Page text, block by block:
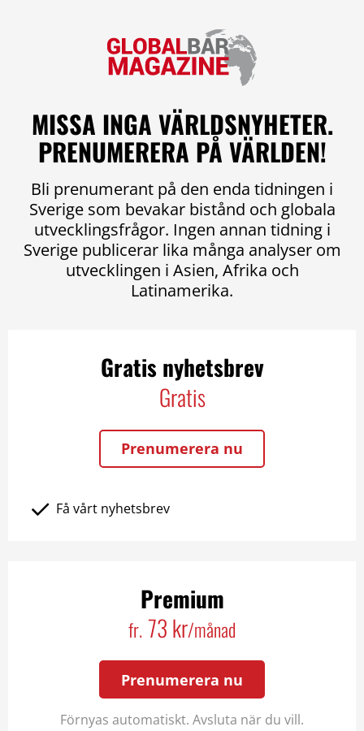
MISSA INGA VÄRLDSNYHETER.
PRENUMERERA PÅ VÄRLDEN!
Bli prenumerant på den enda tidningen i
Sverige som bevakar bistånd och globala
utvecklingsfrågor. Ingen annan tidning i
Sverige publicerar lika många analyser om
utvecklingen i Asien, Afrika och
Latinamerika.
Gratis nyhetsbrev
Gratis
Prenumerera nu
Få vårt nyhetsbrev
Premium
fr. 73 kr/månad
Prenumerera nu
Förnyas automatiskt. Avsluta när du vill.